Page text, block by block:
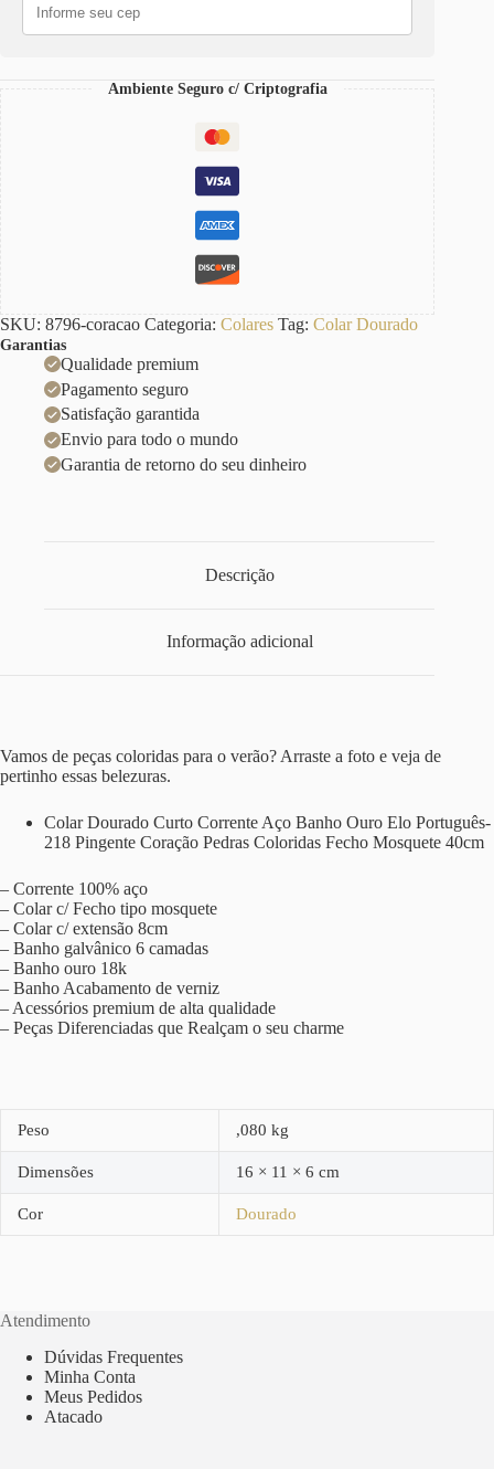
Português-
218
Ambiente Seguro c/ Criptografia
SKU: 8796-coracao Categoria: Colares Tag: Colar Dourado
Garantias
Qualidade premium
Pagamento seguro
Satisfação garantida
Envio para todo o mundo
Garantia de retorno do seu dinheiro
Descrição
Informação adicional
Vamos de peças coloridas para o verão? Arraste a foto e veja de
pertinho essas belezuras.
Colar Dourado Curto Corrente Aço Banho Ouro Elo Português-
218 Pingente Coração Pedras Coloridas Fecho Mosquete 40cm
– Corrente 100% aço
– Colar c/ Fecho tipo mosquete
– Colar c/ extensão 8cm
– Banho galvânico 6 camadas
– Banho ouro 18k
– Banho Acabamento de verniz
– Acessórios premium de alta qualidade
– Peças Diferenciadas que Realçam o seu charme
Peso ,080 kg
Dimensões 16 × 11 × 6 cm
Cor Dourado
Atendimento
Dúvidas Frequentes
Minha Conta
Meus Pedidos
Atacado